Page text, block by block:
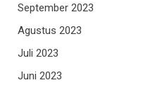
September 2023
Agustus 2023
Juli 2023
Juni 2023